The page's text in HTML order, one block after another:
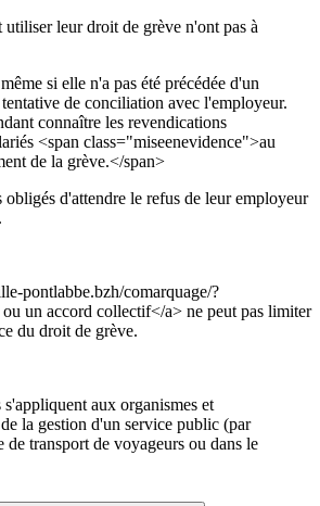
utiliser leur droit de grève n'ont pas à
si elle n'a pas été précédée d'un
de conciliation avec l'employeur.
connaître les revendications
<span class="miseenevidence">au
de la grève.</span>
obligés d'attendre le refus de leur employeur
pontlabbe.bzh/comarquage/?
un accord collectif</a> ne peut pas limiter
du droit de grève.
aux organismes et
la gestion d'un service public (par
de transport de voyageurs ou dans le